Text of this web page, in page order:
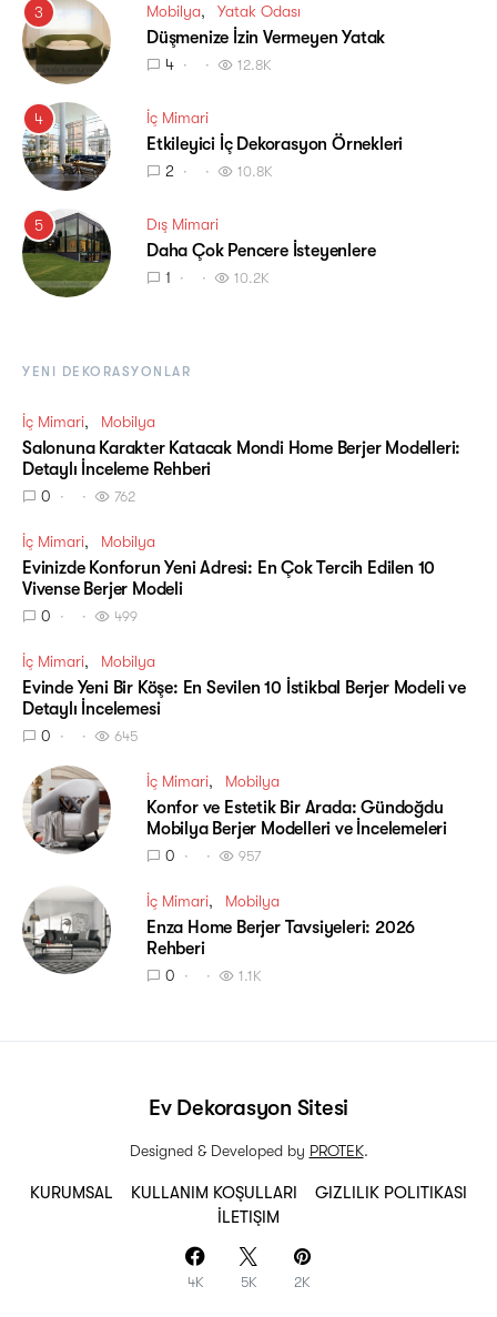
3 Mobilya Yatak Odası
Düşmenize İzin Vermeyen Yatak
4 12.8K
4 İç Mimari
Etkileyici İç Dekorasyon Örnekleri
2 10.8K
5 Dış Mimari
Daha Çok Pencere İsteyenlere
1 10.2K
YENI DEKORASYONLAR
İç Mimari Mobilya
Salonuna Karakter Katacak Mondi Home Berjer Modelleri:
Detaylı İnceleme Rehberi
0 762
İç Mimari Mobilya
Evinizde Konforun Yeni Adresi: En Çok Tercih Edilen 10
Vivense Berjer Modeli
0 499
İç Mimari Mobilya
Evinde Yeni Bir Köşe: En Sevilen 10 İstikbal Berjer Modeli ve
Detaylı İncelemesi
0 645
İç Mimari Mobilya
Konfor ve Estetik Bir Arada: Gündoğdu
Mobilya Berjer Modelleri ve İncelemeleri
0 957
İç Mimari Mobilya
Enza Home Berjer Tavsiyeleri: 2026
Rehberi
0 1.1K
KURUMSAL KULLANIM KOŞULLARI
GIZLILIK POLITIKASI
İLETIŞIM
4K 5K 2K
Ev Dekorasyon Sitesi
Designed & Developed by PROTEK.